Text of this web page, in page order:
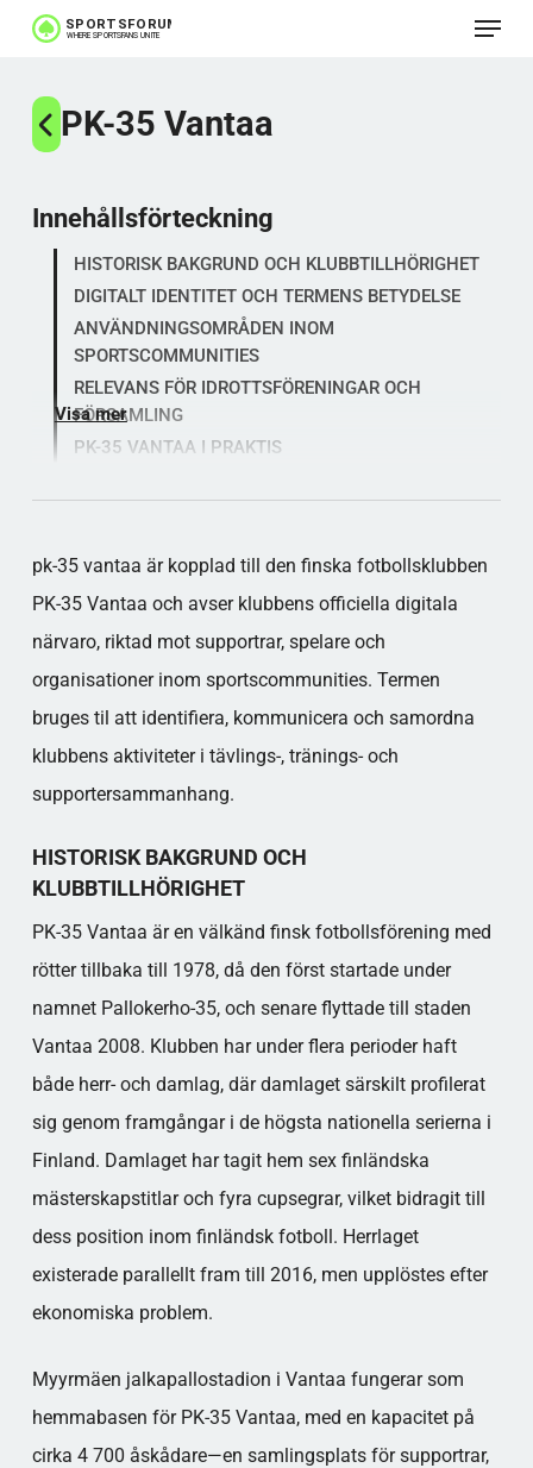
Hoppa
huvudinnehåll
Meny
PK-35 Vantaa
pk-35 vantaa är kopplad till den finska fotbollsklubben
PK-35 Vantaa och avser klubbens officiella digitala
närvaro, riktad mot supportrar, spelare och
organisationer inom sportscommunities. Termen
bruges til att identifiera, kommunicera och samordna
klubbens aktiviteter i tävlings-, tränings- och
supportersammanhang.
HISTORISK BAKGRUND OCH
KLUBBTILLHÖRIGHET
PK-35 Vantaa är en välkänd finsk fotbollsförening med
rötter tillbaka till 1978, då den först startade under
namnet Pallokerho-35, och senare flyttade till staden
Vantaa 2008. Klubben har under flera perioder haft
både herr- och damlag, där damlaget särskilt profilerat
sig genom framgångar i de högsta nationella serierna i
Finland. Damlaget har tagit hem sex finländska
mästerskapstitlar och fyra cupsegrar, vilket bidragit till
dess position inom finländsk fotboll. Herrlaget
existerade parallellt fram till 2016, men upplöstes efter
ekonomiska problem.
Myyrmäen jalkapallostadion i Vantaa fungerar som
hemmabasen för PK-35 Vantaa, med en kapacitet på
cirka 4 700 åskådare—en samlingsplats för supportrar,
Innehållsförteckning
HISTORISK BAKGRUND OCH KLUBBTILLHÖRIGHET
DIGITALT IDENTITET OCH TERMENS BETYDELSE
ANVÄNDNINGSOMRÅDEN INOM
SPORTSCOMMUNITIES
RELEVANS FÖR IDROTTSFÖRENINGAR OCH
FÖRSAMLING
PK-35 VANTAA I PRAKTIS
DIGITALA TERM
Populära kategorier
Visa mer